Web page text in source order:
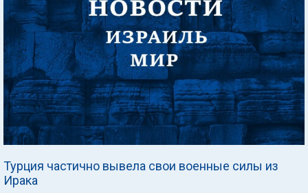
Турция частично вывела свои военные силы из
Ирака